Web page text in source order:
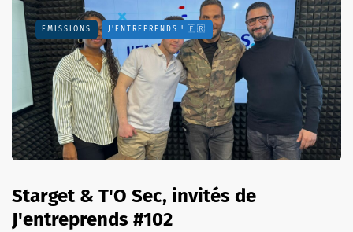
EMISSIONS J'ENTREPRENDS ! 🇫🇷
Starget & T'O Sec, invités de
J'entreprends #102